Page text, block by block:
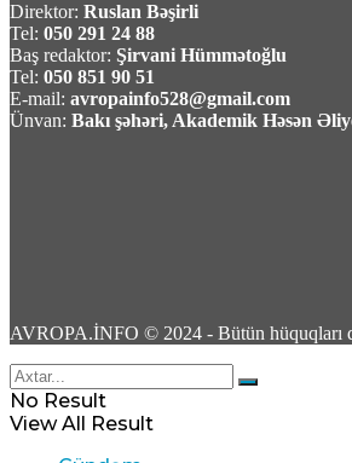
Bakı-Qazax yolunda ağır
hadisəsi baş verib -Yaralilar
18 yaşlı İbrahim Əbilov
“iPhone”unu əlindən alıb 20
satdı – Video
06 Avqust 2026 / 16:39
Direktor: Ruslan Bəşirli
Tel: 050 291 24 88
Baş redaktor: Şirvani Hümmətoğlu
Tel: 050 851 90 51
E-mail: avropainfo528@gmail.com
Ünvan: Bakı şəhəri, Akademik Həsən
AVROPA.İNFO © 2024 - Bütün hüquqları
No Result
View All Result